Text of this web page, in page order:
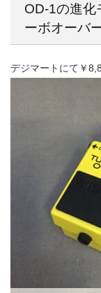
OD-1の進化
ーボオーバ
デジマートにて￥